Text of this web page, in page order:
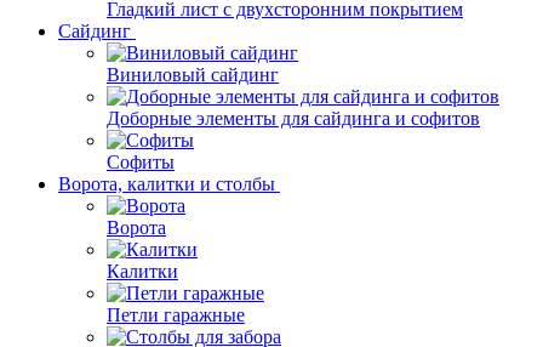
Гладкий лист с двухсторонним покрытием
Сайдинг
Виниловый сайдинг
Доборные элементы для сайдинга и софитов
Софиты
Ворота, калитки и столбы
Ворота
Калитки
Петли гаражные